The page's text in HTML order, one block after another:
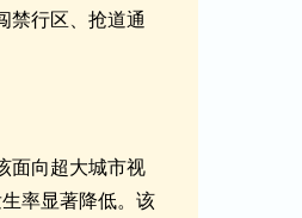
禁行区、抢道通
面向超大城市视
率显著降低。该